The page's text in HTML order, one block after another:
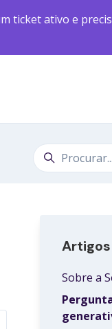
ticket ativo e
Pesquisa
Sobre a